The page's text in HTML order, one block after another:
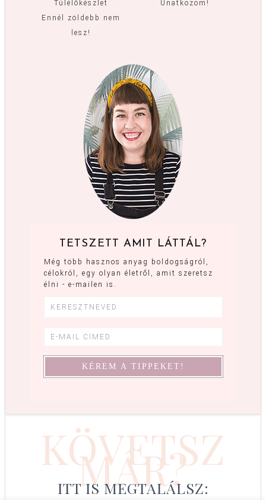
Túlélőkészlet
Ennél zöldebb nem
lesz!
Unatkozom!
TETSZETT AMIT LÁTTÁL?
Még több hasznos anyag boldogságról,
célokról, egy olyan életről, amit szeretsz
élni - e-mailen is.
KÖVETSZ
MÁR?
ITT IS MEGTALÁLSZ: